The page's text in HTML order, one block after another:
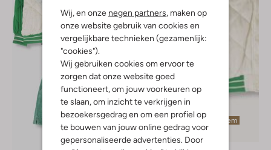
Wij, en onze negen partners, maken op
onze website gebruik van cookies en
vergelijkbare technieken (gezamenlijk:
"cookies").
Wij gebruiken cookies om ervoor te
zorgen dat onze website goed
functioneert, om jouw voorkeuren op
te slaan, om inzicht te verkrijgen in
bezoekersgedrag en om een profiel op
te bouwen van jouw online gedrag voor
gepersonaliseerde advertenties. Door
Laatste item
-50%